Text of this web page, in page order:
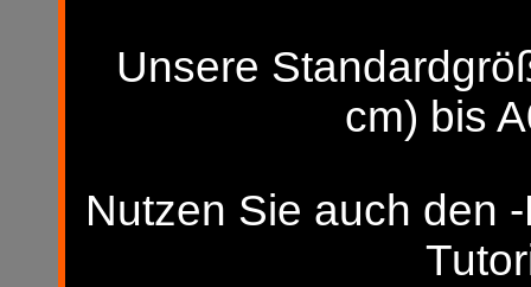
Unsere
cm) bis
Nutzen Sie auch den